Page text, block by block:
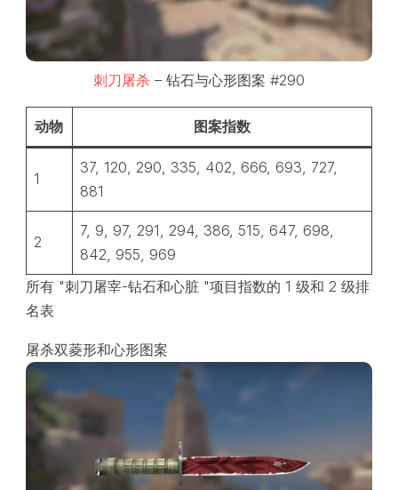
刺刀屠杀 – 钻石与心形图案 #290
动物 图案指数
1
37, 120, 290, 335, 402, 666, 693, 727,
881
2
7, 9, 97, 291, 294, 386, 515, 647, 698,
842, 955, 969
所有 "刺刀屠宰-钻石和心脏 "项目指数的 1 级和 2 级排
名表
屠杀双菱形和心形图案